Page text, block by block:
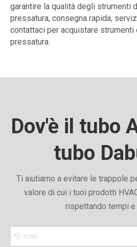
garantire la qualità degli strumenti
pressatura, consegna rapida,
contattaci per acquistare strumenti
pressatura.
Dov'è il tubo
tubo
Ti aiutiamo a evitare le trappole
valore di cui i tuoi prodotti
rispettando tempi e